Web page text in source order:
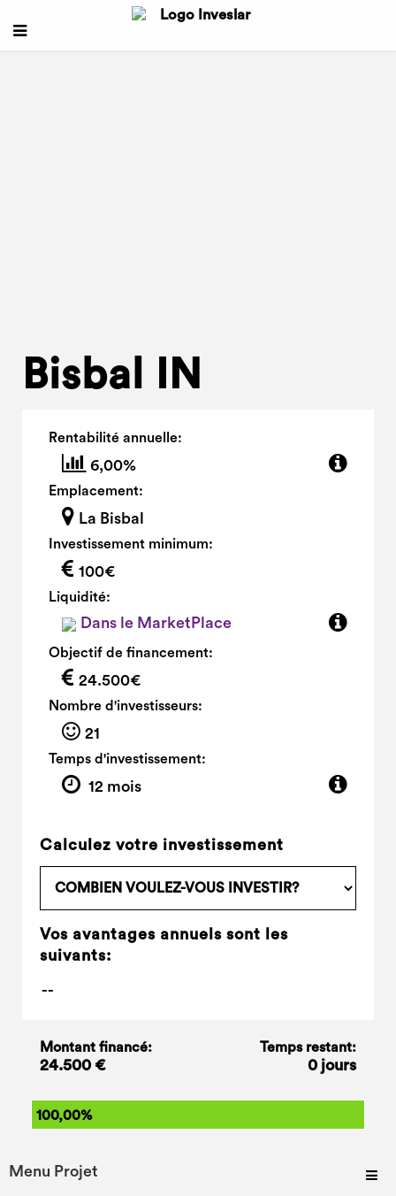
Bisbal IN
Rentabilité annuelle:
6,00%
Emplacement:
La Bisbal
Investissement minimum:
100€
Liquidité:
Dans le MarketPlace
Objectif de financement:
24.500€
Nombre d'investisseurs:
21
Temps d'investissement:
12 mois
Calculez votre investissement
Vos avantages annuels sont les
suivants:
Montant financé:
24.500 €
Temps restant:
0 jours
100,00%
Menu Projet